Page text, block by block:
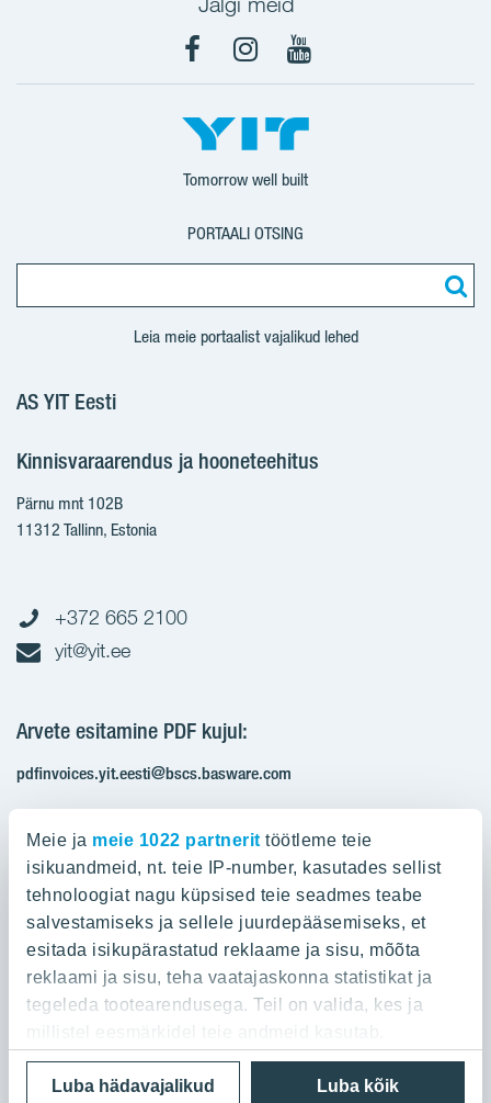
Meie ja meie 1022 partnerit töötleme teie
isikuandmeid, nt. teie IP-number, kasutades sellist
tehnoloogiat nagu küpsised teie seadmes teabe
salvestamiseks ja sellele juurdepääsemiseks, et
esitada isikupärastatud reklaame ja sisu, mõõta
reklaami ja sisu, teha vaatajaskonna statistikat ja
tegeleda tootearendusega. Teil on valida, kes ja
Kui te lubate, sooviksime ka: Luba kõik
Luba hädavajalikud
FacebookInstagram
YouTube
Tomorrow well built
PORTAALI OTSING
Leia meie portaalist vajalikud lehed
AS YIT Eesti
Kinnisvaraarendus ja hooneteehitus
Pärnu mnt 102B
11312 Tallinn, Estonia
+372 665 2100
yit@yit.ee
Arvete esitamine PDF kujul:
pdfinvoices.yit.eesti@bscs.basware.com
KMKR: EE100210897
Ettevõttest
Ettevõttest
Referentsid
YIT Group
YIT Finland
YIT Latvia
Privaatsuspoliitika
Cookies